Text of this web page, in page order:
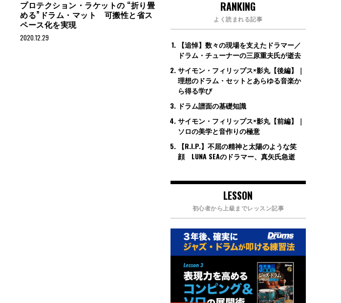
プロテクション・ラケットの “折り畳
める”ドラム・マット 可搬性と省ス
ペース化を実現
2020.12.29
RANKING
よく読まれる記事
【追悼】数々の現場を支えたドラマー／
ドラム・チューナーの三原重夫氏が逝去
サイモン・フィリップス×影丸【後編】｜
理想のドラム・セットとあらゆる音楽か
ら得る学び
ドラム譜面の基礎知識
サイモン・フィリップス×影丸【前編】｜
ソロの美学と音作りの極意
【R.I.P.】不屈の精神と太陽のような笑
顔 LUNA SEAのドラマー、真矢氏急逝
LESSON
初心者から上級までレッスン記事